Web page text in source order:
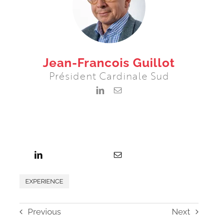
Jean-Francois Guillot
Président Cardinale Sud
EXPERIENCE
Previous Next